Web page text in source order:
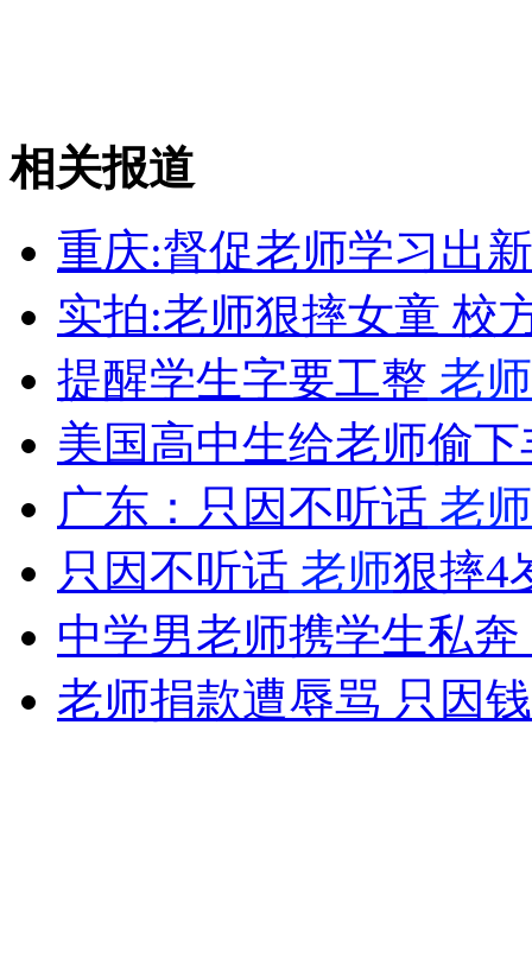
山西运城恶犬咬伤多人 警民合力深夜将其击毙
女孩北京地铁殴打老人 痛下狠手拳打脚踢
无痛分娩是否安全 医生回应
外交部：反对强权政治霸凌主义
外交部：有关国家言论片面不公正
相关报道
重庆:督促老师学习出
实拍:老师狠摔女童 校
提醒学生字要工整 老师
美国高中生给老师偷
广东：只因不听话 老师
只因不听话 老师狠摔4
中学男老师携学生私
老师捐款遭辱骂 只因